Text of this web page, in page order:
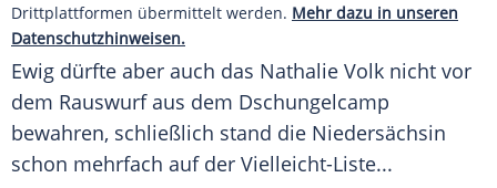
Drittplattformen übermittelt werden. Mehr dazu in unseren
Datenschutzhinweisen.
Ewig dürfte aber auch das Nathalie Volk nicht vor
dem Rauswurf aus dem Dschungelcamp
bewahren, schließlich stand die Niedersächsin
schon mehrfach auf der Vielleicht-Liste...